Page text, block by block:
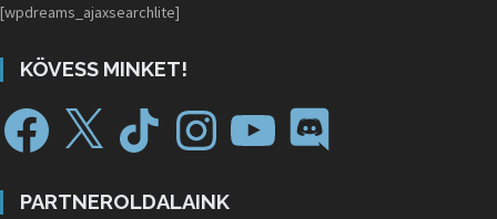
[wpdreams_ajaxsearchlite]
KÖVESS MINKET!
PARTNEROLDALAINK